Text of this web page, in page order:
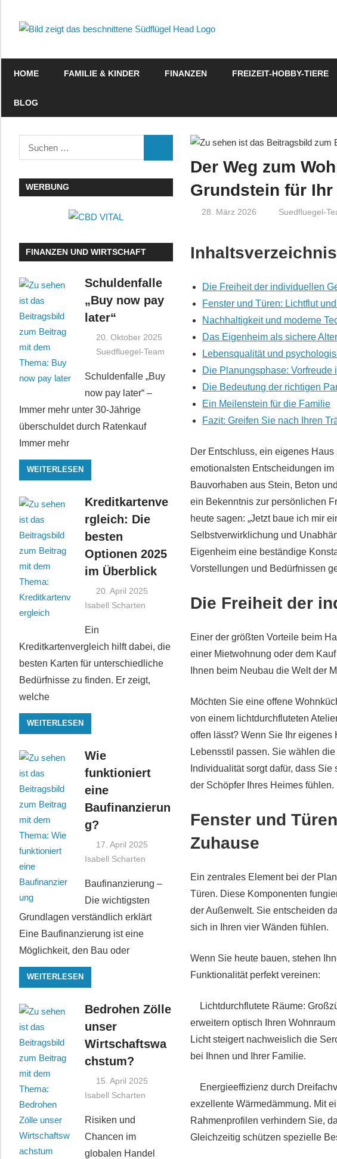
Inhalt
–
etwas
andere
Infomagazin
HOME FAMILIE & KINDER FINANZEN FREIZEIT-HOBBY-TIERE
BLOG
Der Weg zum
Grundstein für
28. März 2026 Suedfluegel-
Die Freiheit der individuellen
Fenster und Türen: Lichtflut
Nachhaltigkeit und moderne
Das Eigenheim als sichere
Lebensqualität und
Die Planungsphase: Vorfreude
Die Bedeutung der richtigen
Ein Meilenstein für die Familie
Fazit: Greifen Sie nach Ihren
Der Entschluss, ein eigenes
emotionalsten Entscheidungen
Bauvorhaben aus Stein, Beton
ein Bekenntnis zur persönlichen
heute sagen: „Jetzt baue ich mir
Selbstverwirklichung und
Eigenheim eine beständige
Vorstellungen und Bedürfnissen
Die Freiheit der
Einer der größten Vorteile beim
einer Mietwohnung oder dem
Ihnen beim Neubau die Welt der
Möchten Sie eine offene
von einem lichtdurchfluteten
offen lässt? Wenn Sie Ihr
Lebensstil passen. Sie wählen
Individualität sorgt dafür, dass
der Schöpfer Ihres Heimes fühlen.
Fenster und
Zuhause
Ein zentrales Element bei der
Türen. Diese Komponenten
der Außenwelt. Sie entscheiden
sich in Ihren vier Wänden fühlen.
Wenn Sie heute bauen, stehen
Funktionalität perfekt vereinen:
Lichtdurchflutete Räume:
erweitern optisch Ihren
Licht steigert nachweislich die
bei Ihnen und Ihrer Familie.
Energieeffizienz durch
exzellente Wärmedämmung. Mit
Rahmenprofilen verhindern Sie,
Gleichzeitig schützen spezielle
nach:
WERBUNG
FINANZEN UND WIRTSCHAFT
Schuldenfalle
„Buy now pay
later“
20. Oktober 2025
Suedfluegel-Team
Schuldenfalle „Buy
now pay later“ –
Immer mehr unter 30-Jährige
überschuldet durch Ratenkauf
Immer mehr
WEITERLESEN
Kreditkartenve
rgleich: Die
besten
Optionen 2025
im Überblick
20. April 2025
Isabell Scharten
Ein
Kreditkartenvergleich hilft dabei, die
besten Karten für unterschiedliche
Bedürfnisse zu finden. Er zeigt,
welche
WEITERLESEN
Wie
funktioniert
eine
Baufinanzierun
g?
17. April 2025
Isabell Scharten
Baufinanzierung –
Die wichtigsten
Grundlagen verständlich erklärt
Eine Baufinanzierung ist eine
Möglichkeit, den Bau oder
WEITERLESEN
Bedrohen Zölle
unser
Wirtschaftswa
chstum?
15. April 2025
Isabell Scharten
Risiken und
Chancen im
globalen Handel